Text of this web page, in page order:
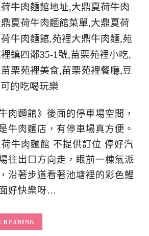
肉麵館》後面的停車場空間，
牛肉麵店，有停車場真方便。
牛肉麵館 不提供訂位 停好汽
往出口方向走，眼前一棟氣派
沿著步道看著池塘裡的彩色鯉
好快樂呀…
READING